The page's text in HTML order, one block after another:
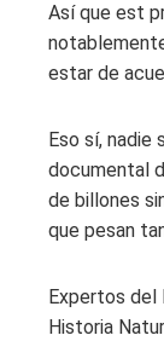
Así que est
estar de
Eso sí, nadie
documental
de billones
que pesan
Expertos del
Historia